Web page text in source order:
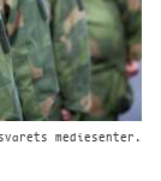
mediesenter.